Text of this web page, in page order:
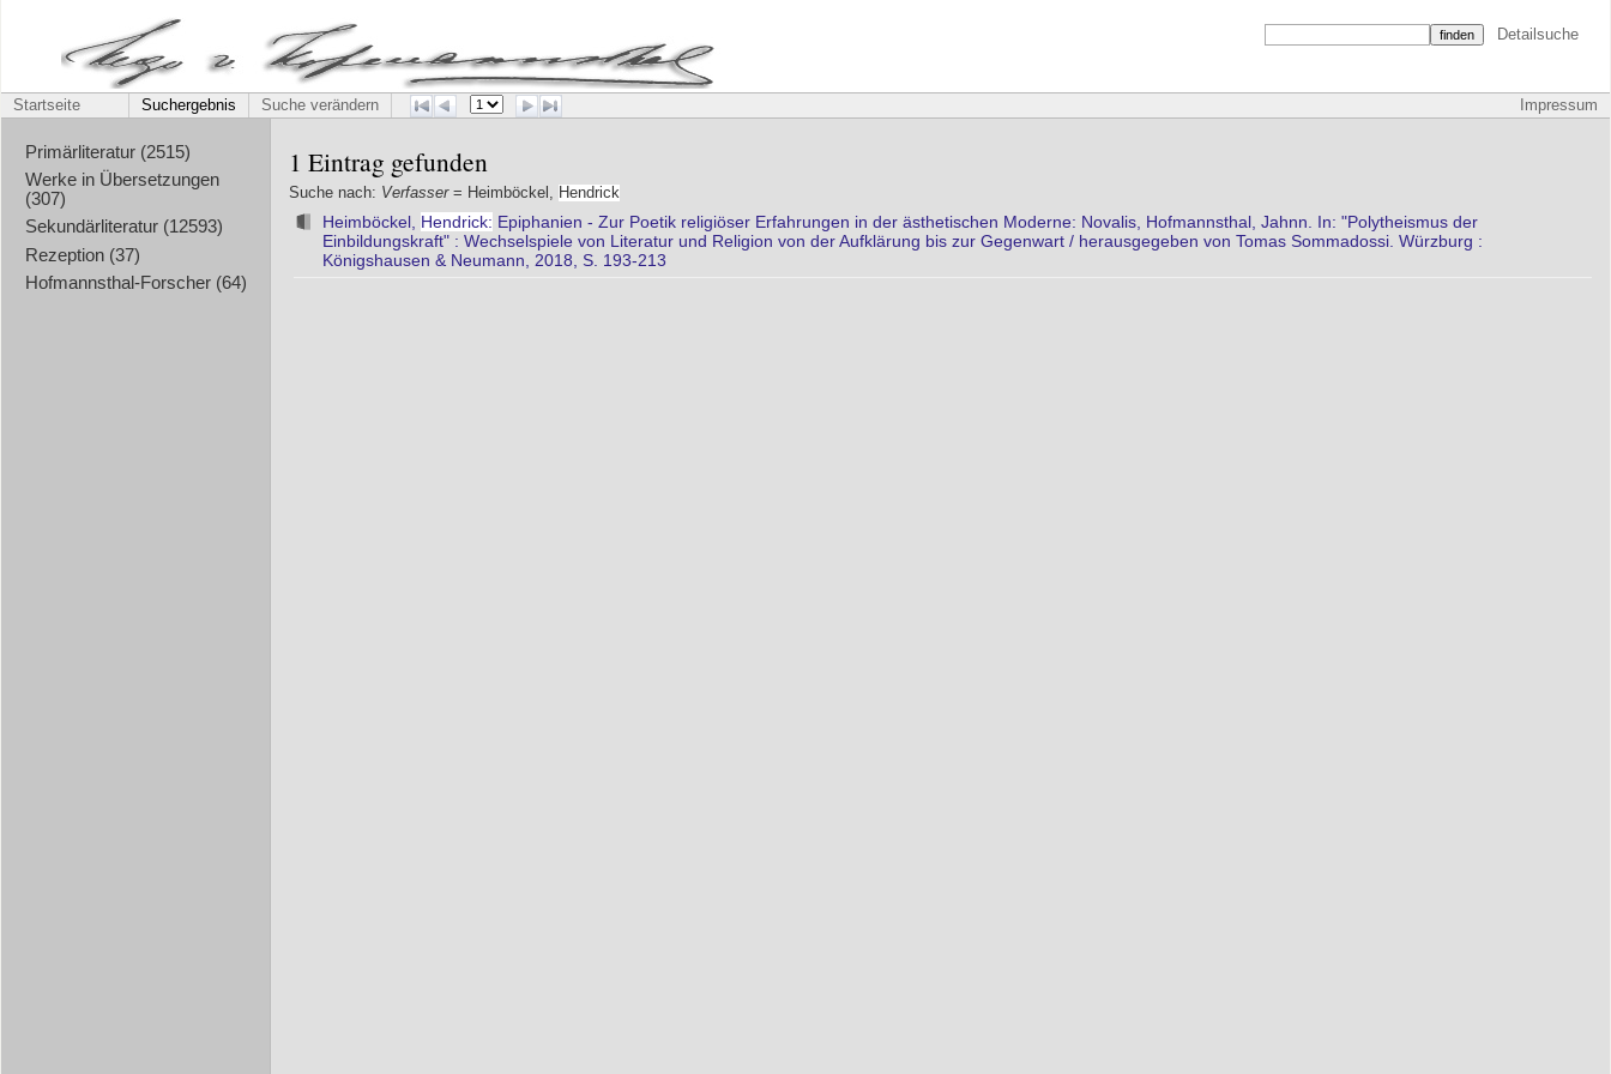
Detailsuche
Impressum
Startseite Suchergebnis Suche verändern
Primärliteratur (2515)
Werke in Übersetzungen
(307)
Sekundärliteratur (12593)
Rezeption (37)
Hofmannsthal-Forscher (64)
1 Eintrag gefunden
Suche nach: Verfasser= Heimböckel, Hendrick
Heimböckel, Hendrick: Epiphanien - Zur Poetik religiöser Erfahrungen in der ästhetischen Moderne: Novalis, Hofmannsthal, Jahnn. In: "Polytheismus der
Einbildungskraft" : Wechselspiele von Literatur und Religion von der Aufklärung bis zur Gegenwart / herausgegeben von Tomas Sommadossi. Würzburg :
Königshausen & Neumann, 2018, S. 193-213